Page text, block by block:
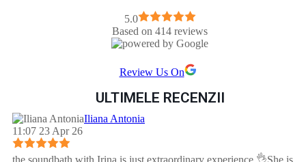
5.0
Based on 414 reviews
Review Us On
ULTIMELE RECENZII
Iliana Antonia
11:07 23 Apr 26
the soundbath with Irina is just extraordinary experience 👌She is